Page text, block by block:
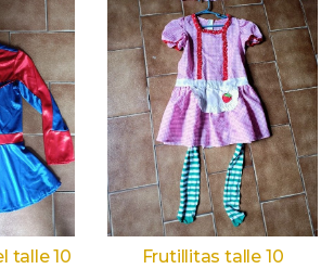
talle 10 Frutillitas talle 10